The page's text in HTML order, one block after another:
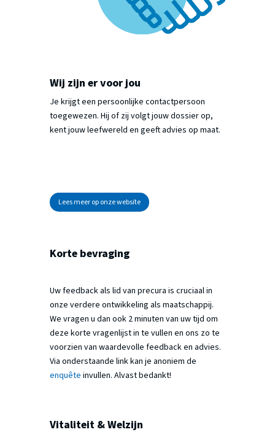
Wij zijn er voor jou
Je krijgt een persoonlijke contactpersoon
toegewezen. Hij of zij volgt jouw dossier op,
kent jouw leefwereld en geeft advies op maat.
Lees meer op onze website
Korte bevraging
Uw feedback als lid van precura is cruciaal in
onze verdere ontwikkeling als maatschappij.
We vragen u dan ook 2 minuten van uw tijd om
deze korte vragenlijst in te vullen en ons zo te
voorzien van waardevolle feedback en advies.
Via onderstaande link kan je anoniem de
enquête invullen. Alvast bedankt!
Vitaliteit & Welzijn